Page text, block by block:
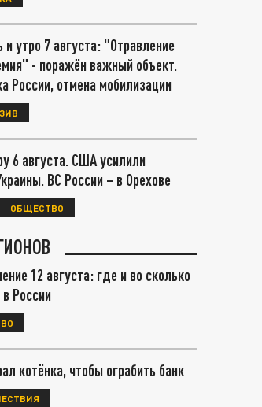
и утро 7 августа: "Отравление
- поражён важный объект.
России, отмена мобилизации
6 августа. США усилили
ВС России – в Орехове
ОБЩЕСТВО
12 августа: где и во сколько
России
котёнка, чтобы ограбить банк